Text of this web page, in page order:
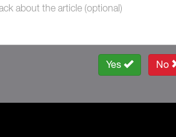
Yes No